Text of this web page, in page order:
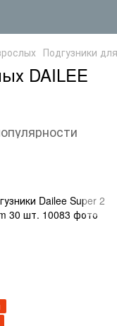
Подгузники
DAILEE